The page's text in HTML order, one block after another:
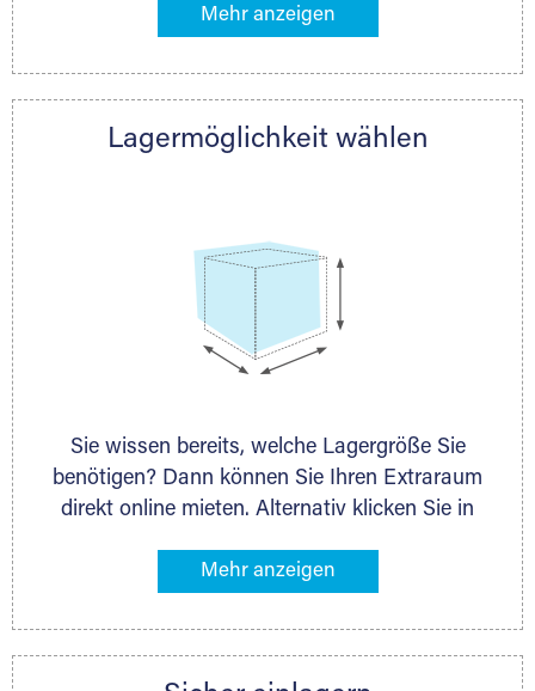
Lagermöglichkeiten in Ihrer Nähe. An zahlreichen
direkt online mieten. Gibt es Extraraum noch
nächstgelegenen Partner und besprechen alles
Lagermöglichkeit wählen
Sie wissen bereits, welche Lagergröße Sie
benötigen? Dann können Sie Ihren Extraraum
direkt online mieten. Alternativ klicken Sie in
Gegenstände an, die Sie einlagern möchten –
ermittelt. Natürlich steht Ihnen Ihr Extraraum